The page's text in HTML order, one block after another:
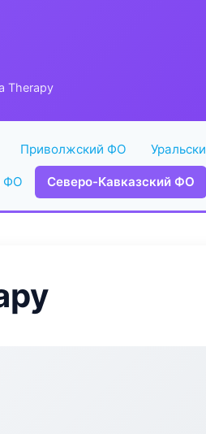
Therapy
Приволжский ФО
ФО Северо-Кавказский ФО